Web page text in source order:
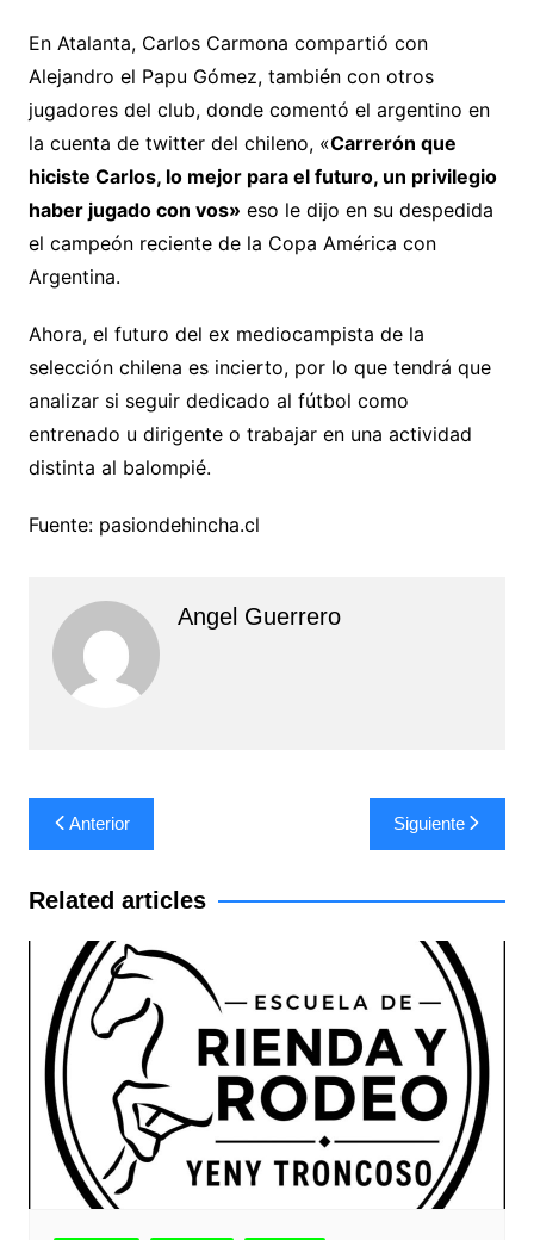
En Atalanta, Carlos Carmona compartió con
Alejandro el Papu Gómez, también con otros
jugadores del club, donde comentó el argentino en
la cuenta de twitter del chileno, «Carrerón que
hiciste Carlos, lo mejor para el futuro, un privilegio
haber jugado con vos» eso le dijo en su despedida
el campeón reciente de la Copa América con
Argentina.
Ahora, el futuro del ex mediocampista de la
selección chilena es incierto, por lo que tendrá que
analizar si seguir dedicado al fútbol como
entrenado u dirigente o trabajar en una actividad
distinta al balompié.
Fuente: pasiondehincha.cl
Angel Guerrero
Navegación
de
entradas
Anterior Siguiente
Related articles